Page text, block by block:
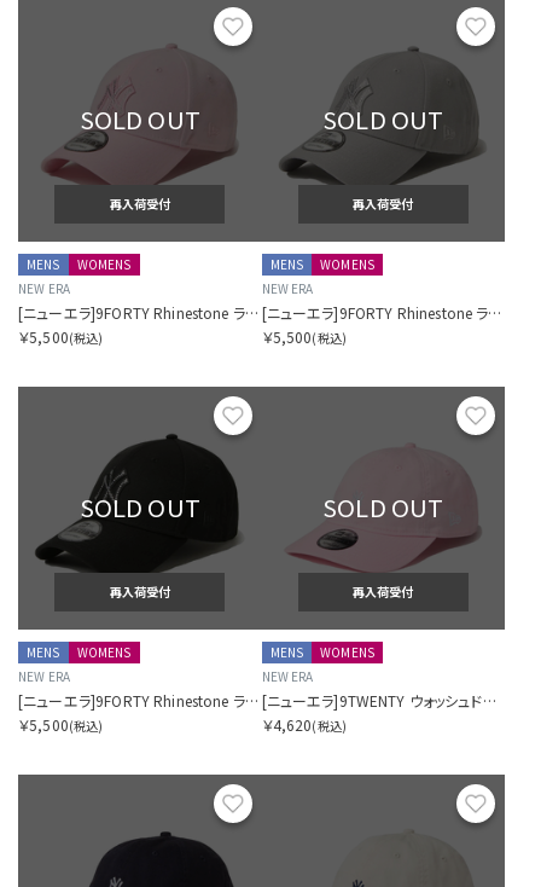
お気に入り
SOLD OUT
再入荷受付
MENS
WOMENS
NEW ERA
[ニューエラ]9FORTY Rhinestone ラインストーン ニューヨーク・ヤンキース ピンク
￥5,500(税込)
SOLD OUT
再入荷受付
MENS
WOMENS
NEW ERA
[ニューエラ]9FORTY Rhinestone ラインストーン ニューヨーク・ヤンキース グレー
￥5,500(税込)
お気に入り
SOLD OUT
再入荷受付
MENS
WOMENS
NEW ERA
[ニューエラ]9FORTY Rhinestone ラインストーン ニューヨーク・ヤンキース ブラック
￥5,500(税込)
SOLD OUT
再入荷受付
MENS
WOMENS
NEW ERA
[ニューエラ]9TWENTY ウォッシュドコットン ミニロゴ Mini Logo ニューヨーク・ヤンキース ピンク/ホワイト
￥4,620(税込)
お気に入り